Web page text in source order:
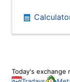
Today's exchange